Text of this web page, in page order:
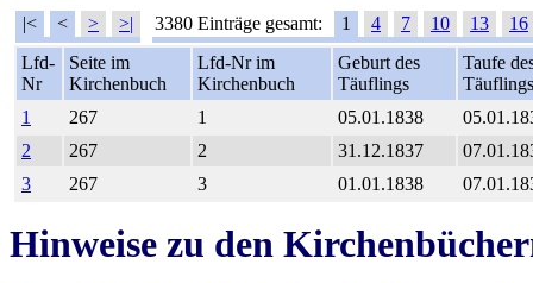
|< < > >| 3380 Einträge gesamt: 1 4 7 10 13
16
Lfd-
Nr
Seite im
Kirchenbuch
Lfd-Nr im
Kirchenbuch
Geburt des
Täuflings
Taufe
Täuflings
1
267 1 05.01.1838
2
267 2 31.12.1837
3
267 3 01.01.1838
Hinweise zu den